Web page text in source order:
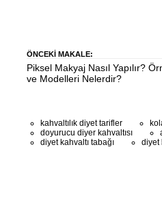
ÖNCEKI MAKALE:
Piksel Makyaj Nasıl Yapılır?
ve Modelleri Nelerdir?
kahvaltılık diyet tarifler
doyurucu diyer kahvaltısı
diyet kahvaltı tabağı
diyet